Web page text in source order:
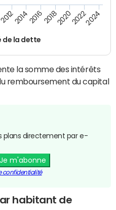
de la dette
2012201420162018202020222024
la somme des intérêts
remboursement du capital
plans directement par e-
Je m'abonne
confidentialité
habitant de